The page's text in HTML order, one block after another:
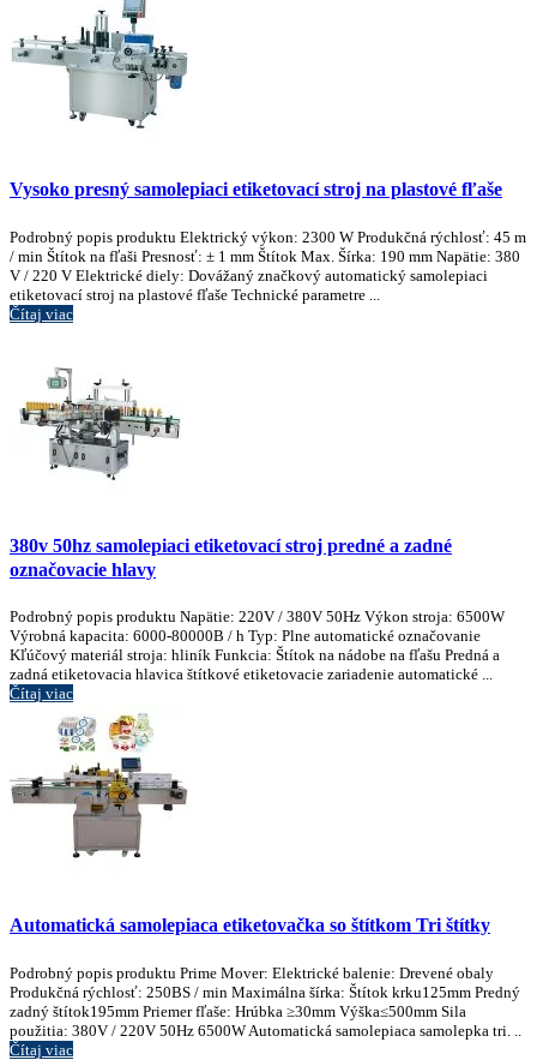
Vysoko presný samolepiaci etiketovací stroj na plastové fľaše
Podrobný popis produktu Elektrický výkon: 2300 W Produkčná rýchlosť: 45 m
/ min Štítok na fľaši Presnosť: ± 1 mm Štítok Max. Šírka: 190 mm Napätie: 380
V / 220 V Elektrické diely: Dovážaný značkový automatický samolepiaci
etiketovací stroj na plastové fľaše Technické parametre ...
Čítaj viac
380v 50hz samolepiaci etiketovací stroj predné a zadné
označovacie hlavy
Podrobný popis produktu Napätie: 220V / 380V 50Hz Výkon stroja: 6500W
Výrobná kapacita: 6000-80000B / h Typ: Plne automatické označovanie
Kľúčový materiál stroja: hliník Funkcia: Štítok na nádobe na fľašu Predná a
zadná etiketovacia hlavica štítkové etiketovacie zariadenie automatické ...
Čítaj viac
Automatická samolepiaca etiketovačka so štítkom Tri štítky
Podrobný popis produktu Prime Mover: Elektrické balenie: Drevené obaly
Produkčná rýchlosť: 250BS / min Maximálna šírka: Štítok krku125mm Predný
zadný štítok195mm Priemer fľaše: Hrúbka ≥30mm Výška≤500mm Sila
použitia: 380V / 220V 50Hz 6500W Automatická samolepiaca samolepka tri. ..
Čítaj viac